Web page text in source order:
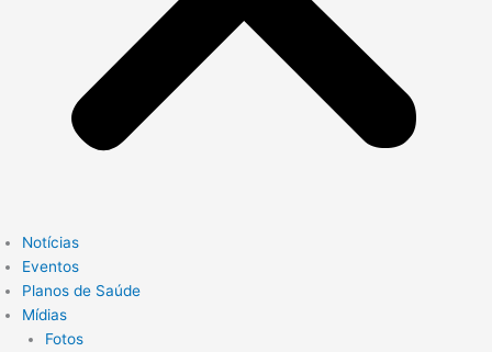
Notícias
Eventos
Planos de Saúde
Mídias
Fotos